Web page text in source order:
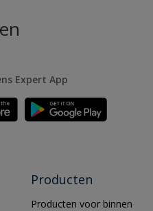
Expert App
Producten
Producten voor binnen